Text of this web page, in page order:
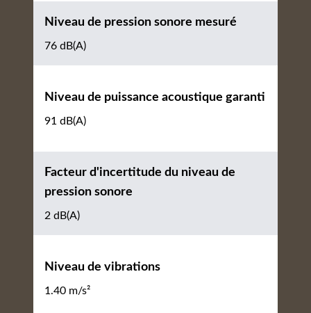
Niveau de pression sonore mesuré
76 dB(A)
Niveau de puissance acoustique garanti
91 dB(A)
Facteur d'incertitude du niveau de
pression sonore
2 dB(A)
Niveau de vibrations
1.40 m/s²